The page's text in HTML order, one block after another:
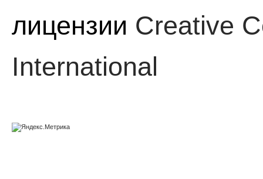
лицензии Creative
International